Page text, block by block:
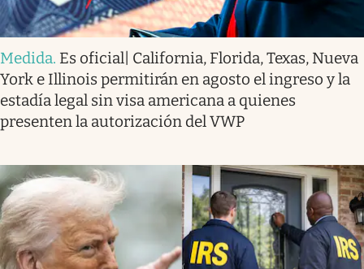
Medida. Es oficial| California, Florida, Texas, Nueva
York e Illinois permitirán en agosto el ingreso y la
estadía legal sin visa americana a quienes
presenten la autorización del VWP